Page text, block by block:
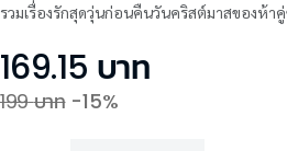
รวมเรื่องรักสุดวุ่นก่อนคืนวันคริสต์มาสของห้
169.15 บาท
199บาท -15%